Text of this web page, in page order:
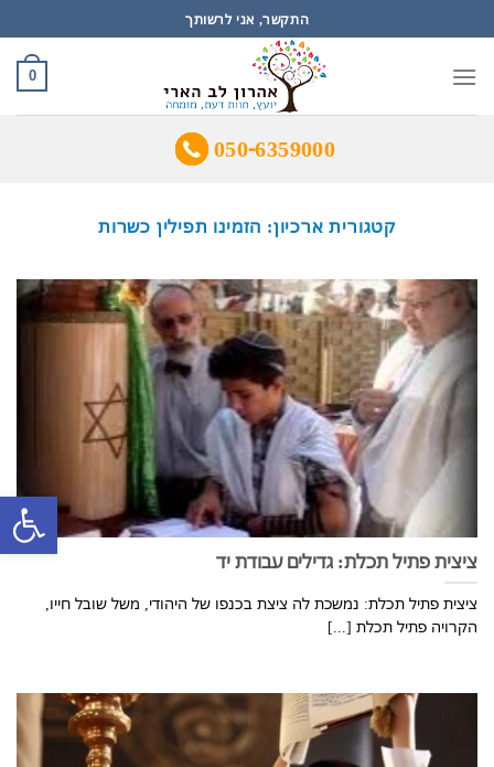
פתח
to
content
התקשר, אני לרשותך
0
050-6359000
קטגורית ארכיון: הזמינו תפילין כשרות
ציצית פתיל תכלת: גדילים עבודת יד
ציצית פתיל תכלת: נמשכת לה ציצת בכנפו של היהודי, משל שובל חייו,
הקרויה פתיל תכלת [...]